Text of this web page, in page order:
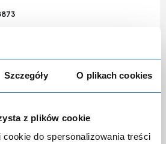
Szczegóły O plikach cookies
z plików cookie
do spersonalizowania treści